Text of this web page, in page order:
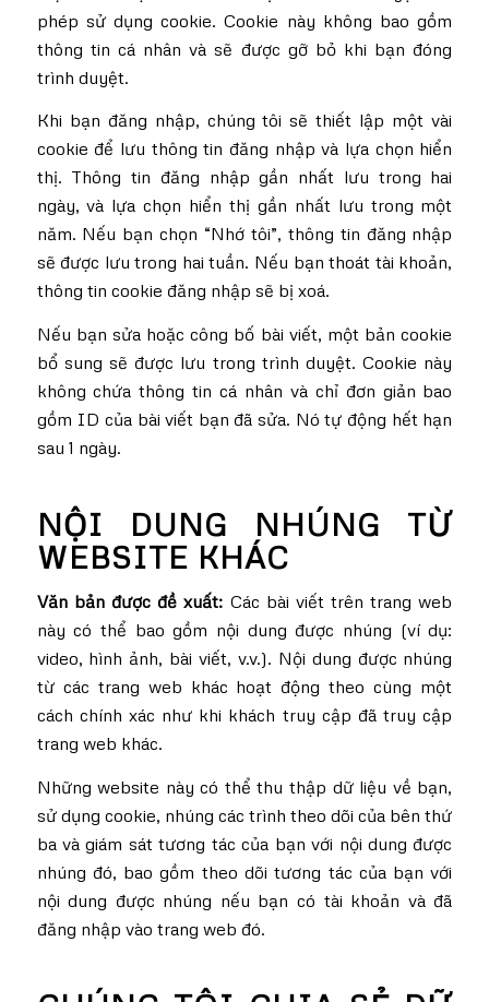
phép sử dụng cookie. Cookie này không bao gồm
thông tin cá nhân và sẽ được gỡ bỏ khi bạn đóng
trình duyệt.
Khi bạn đăng nhập, chúng tôi sẽ thiết lập một vài
cookie để lưu thông tin đăng nhập và lựa chọn hiển
thị. Thông tin đăng nhập gần nhất lưu trong hai
ngày, và lựa chọn hiển thị gần nhất lưu trong một
năm. Nếu bạn chọn “Nhớ tôi”, thông tin đăng nhập
sẽ được lưu trong hai tuần. Nếu bạn thoát tài khoản,
thông tin cookie đăng nhập sẽ bị xoá.
Nếu bạn sửa hoặc công bố bài viết, một bản cookie
bổ sung sẽ được lưu trong trình duyệt. Cookie này
không chứa thông tin cá nhân và chỉ đơn giản bao
gồm ID của bài viết bạn đã sửa. Nó tự động hết hạn
sau 1 ngày.
NỘI DUNG NHÚNG TỪ
WEBSITE KHÁC
Văn bản được đề xuất: Các bài viết trên trang web
này có thể bao gồm nội dung được nhúng (ví dụ:
video, hình ảnh, bài viết, v.v.). Nội dung được nhúng
từ các trang web khác hoạt động theo cùng một
cách chính xác như khi khách truy cập đã truy cập
trang web khác.
Những website này có thể thu thập dữ liệu về bạn,
sử dụng cookie, nhúng các trình theo dõi của bên thứ
ba và giám sát tương tác của bạn với nội dung được
nhúng đó, bao gồm theo dõi tương tác của bạn với
nội dung được nhúng nếu bạn có tài khoản và đã
đăng nhập vào trang web đó.